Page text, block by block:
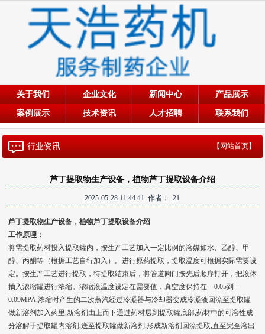
关于我们 企业文化 新闻中心 产品展示
案例展示 技术资讯 人才招聘 联系我们
行业资讯 【网站首页】
芦丁提取物生产设备，植物芦丁提取设备介绍
2025-05-28 11:44:41 作者：21
芦丁提取物生产设备，植物芦丁提取设备介绍
工作原理：
将需提取药材投入提取罐内，按生产工艺加入一定比例的溶媒如水、乙醇、甲
醇、丙酮等（根据工艺自行加入）。进行原药提取，提取温度可根据实际需要设
定。按生产工艺进行提取，待提取结束后，将管道阀门按先后顺序打开，把液体
抽入浓缩罐进行浓缩。浓缩液温度设定在需要值，真空度保持在－0.05到－
0.09MPA,浓缩时产生的二次蒸汽经过冷凝器与冷却器变成冷凝液回流至提取罐
做新溶剂加入药里,新溶剂由上而下通过药材层到提取罐底部,药材中的可溶性成
分溶解于提取罐内溶剂,送至提取罐做新溶剂,形成新溶剂回流提取,直至完全溶出